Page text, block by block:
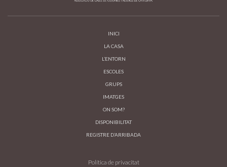
INICI
LA CASA
L’ENTORN
ESCOLES
GRUPS
IMATGES
ON SOM?
DISPONIBILITAT
REGISTRE D’ARRIBADA
Política de privacitat